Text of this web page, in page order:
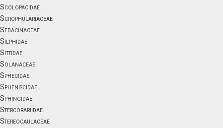
Scolopacidae
Scrophulariaceae
Sebacinaceae
Silphidae
Sittidae
Solanaceae
Sphecidae
Spheniscidae
Sphingidae
Stercorariidae
Stereocaulaceae